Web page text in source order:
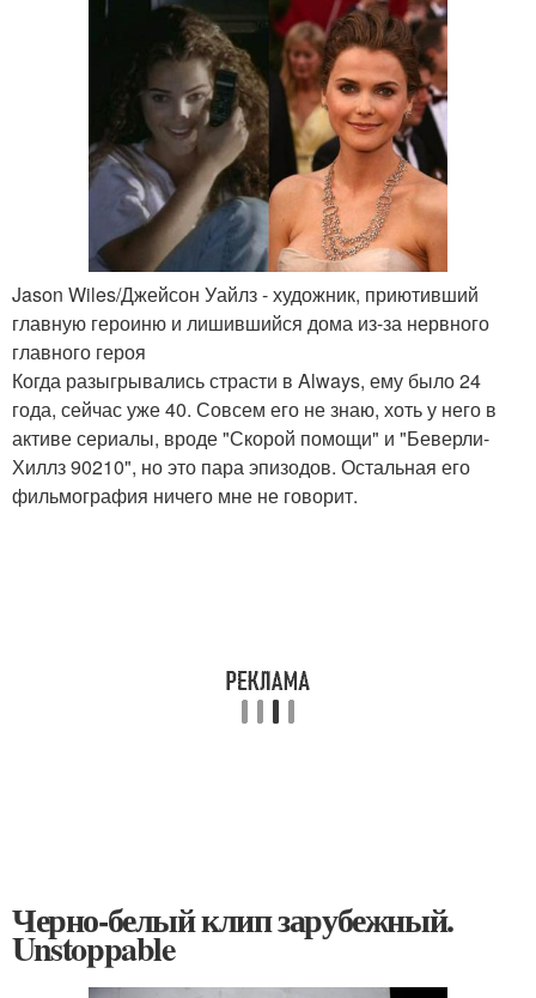
Jason Wiles/Джейсон Уайлз - художник, приютивший
главную героиню и лишившийся дома из-за нервного
главного героя
Когда разыгрывались страсти в Always, ему было 24
года, сейчас уже 40. Совсем его не знаю, хоть у него в
активе сериалы, вроде "Скорой помощи" и "Беверли-
Хиллз 90210", но это пара эпизодов. Остальная его
фильмография ничего мне не говорит.
Черно-белый клип зарубежный.
Unstoppable